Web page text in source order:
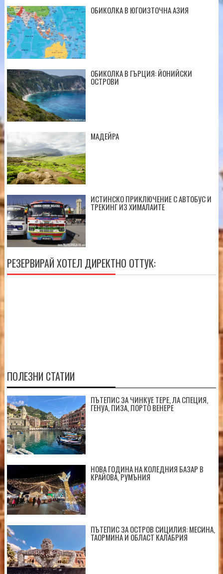
ОБИКОЛКА В ЮГОИЗТОЧНА АЗИЯ
ОБИКОЛКА В ГЪРЦИЯ: ЙОНИЙСКИ
ОСТРОВИ
МАДЕЙРА
ИСТИНСКО ПРИКЛЮЧЕНИЕ С АВТОБУС И
ТРЕКИНГ ИЗ ХИМАЛАИТЕ
РЕЗЕРВИРАЙ ХОТЕЛ ДИРЕКТНО ОТТУК:
ПОЛЕЗНИ СТАТИИ
ПЪТЕПИС ЗА ЧИНКУЕ ТЕРЕ, ЛА СПЕЦИЯ,
ГЕНУА, ПИЗА, ПОРТО ВЕНЕРЕ
НОВА ГОДИНА НА КОЛЕДНИЯ БАЗАР В
КРАЙОВА, РУМЪНИЯ
ПЪТЕПИС ЗА ОСТРОВ СИЦИЛИЯ: МЕСИНА,
ТАОРМИНА И ОБЛАСТ КАЛАБРИЯ